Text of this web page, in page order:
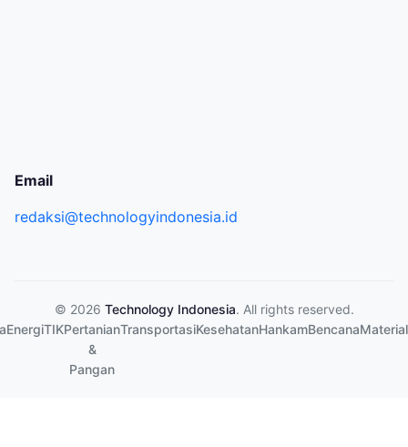
Email
redaksi@technologyindonesia.id
© 2026 Technology Indonesia. All rights reserved.
EnergiTIKPertanian
&
Pangan
TransportasiKesehatanHankamBencanaMaterial